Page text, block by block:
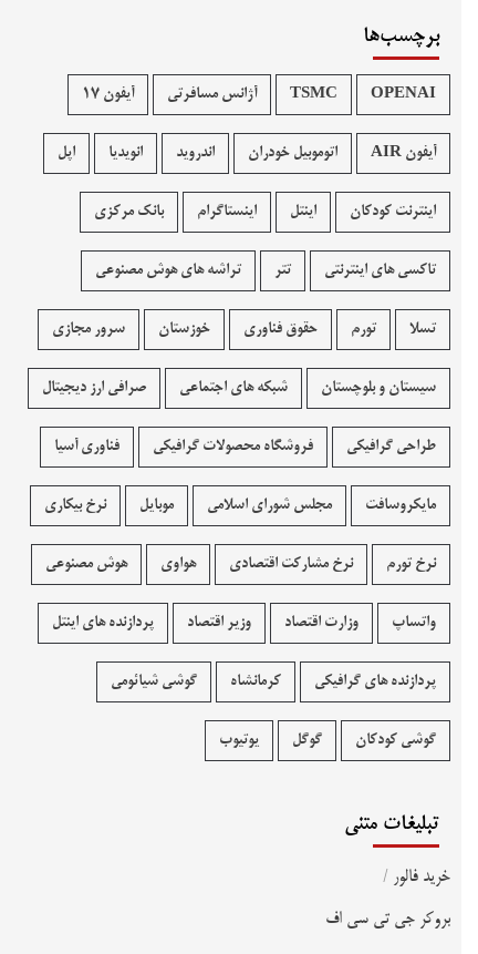
برچسب‌ها
OPENAI
TSMC آژانس مسافرتی آیفون 17
آیفون AIR اتوموبیل خودران اندروید انویدیا اپل
اینترنت کودکان اینتل اینستاگرام بانک مرکزی
تاکسی های اینترنتی تتر تراشه های هوش مصنوعی
تسلا تورم حقوق فناوری خوزستان سرور مجازی
سیستان و بلوچستان شبکه های اجتماعی صرافی ارز دیجیتال
طراحی گرافیکی فروشگاه محصولات گرافيکی فناوری آسیا
مایکروسافت مجلس شورای اسلامی موبایل نرخ بیکاری
نرخ تورم نرخ مشارکت اقتصادی هواوی هوش مصنوعی
واتساپ وزارت اقتصاد وزیر اقتصاد پردازنده های اینتل
پردازنده های گرافیکی کرمانشاه گوشی شیائومی
گوشی کودکان گوگل یوتیوب
تبلیغات متنی
خرید فالور /
بروکر جی تی سی اف